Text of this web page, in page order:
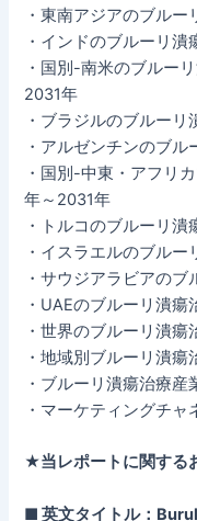
・東南アジアのブル
・インドのブルーリ潰
・国別-南米のブルー
2031年
・ブラジルのブルーリ
・アルゼンチンのブ
・国別-中東・アフリ
年～2031年
・トルコのブルーリ潰
・イスラエルのブル
・サウジアラビアの
・UAEのブルーリ潰瘍
・世界のブルーリ潰瘍
・地域別ブルーリ潰瘍
・ブルーリ潰瘍治療
・マーケティングチャ
★当レポートに関する
■ 英文タイトル：